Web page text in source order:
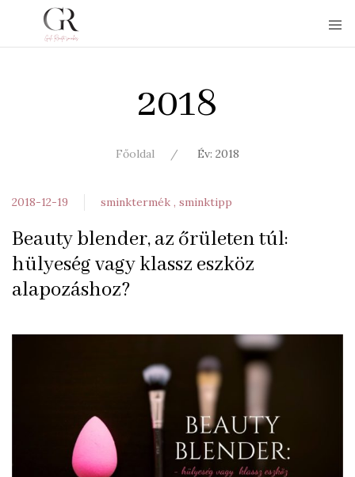
2018
Főoldal Év: 2018
2018-12-19 sminktermék sminktipp
Beauty blender, az őrületen túl:
hülyeség vagy klassz eszköz
alapozáshoz?